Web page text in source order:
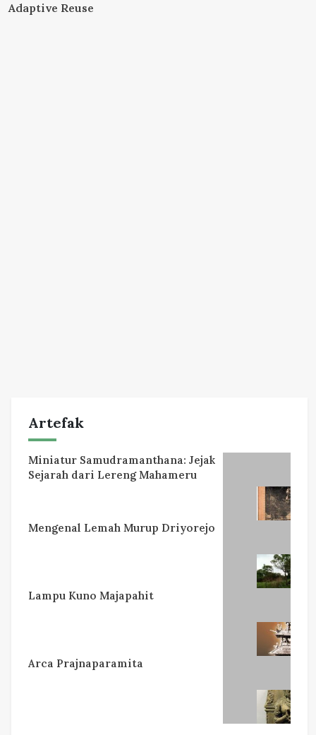
Adaptive Reuse
Artefak
Miniatur Samudramanthana: Jejak
Sejarah dari Lereng Mahameru
Mengenal Lemah Murup Driyorejo
Lampu Kuno Majapahit
Arca Prajnaparamita